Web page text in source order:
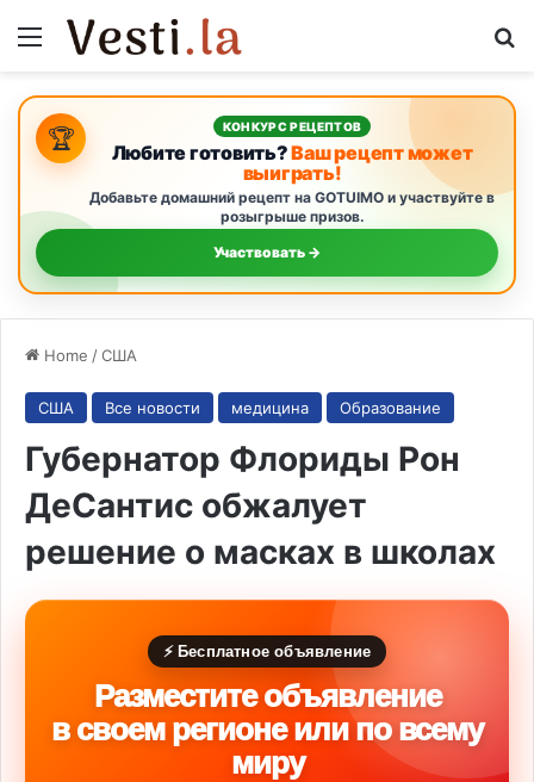
Menu
🏆 КОНКУРС РЕЦЕПТОВ
Любите готовить?Ваш рецепт может
выиграть!
Добавьте домашний рецепт на GOTUIMO и участвуйте в
розыгрыше призов.
Участвовать →
Home /США
США Все новости медицина Образование
Губернатор Флориды Рон
ДеСантис обжалует
решение о масках в школах
⚡ Бесплатное объявление
Разместите объявление
в своем регионе или по всему
миру